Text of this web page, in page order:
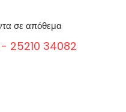
σε απόθεμα
- 25210 34082